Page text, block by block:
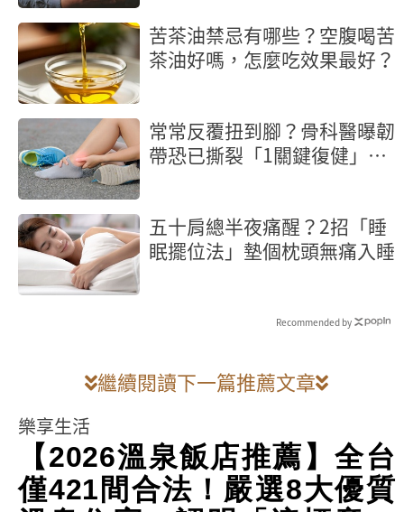
苦茶油禁忌有哪些？空腹喝苦
茶油好嗎，怎麼吃效果最好？
常常反覆扭到腳？骨科醫曝韌
帶恐已撕裂「1關鍵復健」修
五十肩總半夜痛醒？2招「睡
眠擺位法」墊個枕頭無痛入睡
Recommended by
繼續閱讀下一篇推薦文章
樂享生活
【2026溫泉飯店推薦】全台
僅421間合法！嚴選8大優質